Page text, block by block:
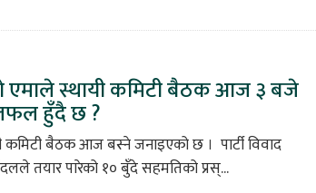
एमाले स्थायी कमिटी बैठक आज ३ बजे
हुँदै छ ?
कमिटी बैठक आज बस्ने जनाइएको छ । पार्टी विवाद
तयार पारेको १० बुँदे सहमतिको प्रस्...